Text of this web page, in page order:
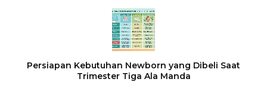
Persiapan Kebutuhan Newborn yang Dibeli Saat
Trimester Tiga Ala Manda